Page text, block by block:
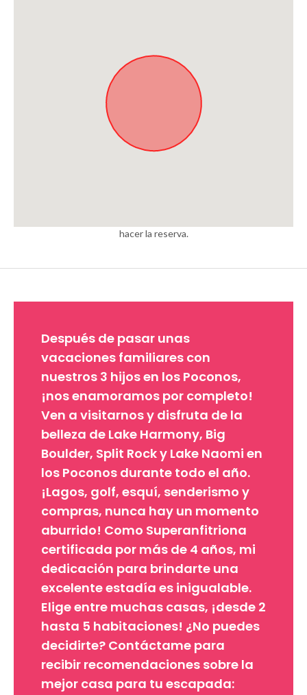
hacer la reserva.
Después de pasar unas
vacaciones familiares con
nuestros 3 hijos en los Poconos,
¡nos enamoramos por completo!
Ven a visitarnos y disfruta de la
belleza de Lake Harmony, Big
Boulder, Split Rock y Lake Naomi en
los Poconos durante todo el año.
¡Lagos, golf, esquí, senderismo y
compras, nunca hay un momento
aburrido! Como Superanfitriona
certificada por más de 4 años, mi
dedicación para brindarte una
excelente estadía es inigualable.
Elige entre muchas casas, ¡desde 2
hasta 5 habitaciones! ¿No puedes
decidirte? Contáctame para
recibir recomendaciones sobre la
mejor casa para tu escapada: